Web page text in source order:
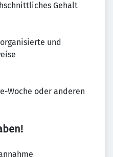
Gehalt
und
Woche oder anderen